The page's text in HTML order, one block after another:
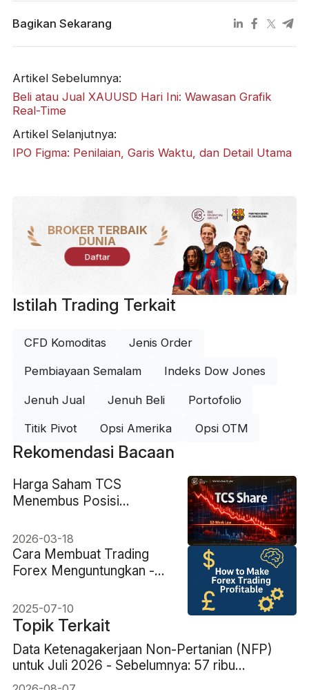
Bagikan Sekarang
Artikel Sebelumnya:
Beli atau Jual XAUUSD Hari Ini: Wawasan Grafik
Real-Time
Artikel Selanjutnya:
IPO Figma: Penilaian, Garis Waktu, dan Detail Utama
BROKER TERBAIK
DUNIA
Daftar
Istilah Trading Terkait
CFD Komoditas Jenis Order
Pembiayaan Semalam Indeks Dow Jones
Jenuh Jual Jenuh Beli Portofolio
Titik Pivot Opsi Amerika Opsi OTM
Rekomendasi Bacaan
Harga Saham TCS
Menembus Posisi
Faktor Pendorong dan
Level Kunci
2026-03-18
Cara Membuat Trading
Forex Menguntungkan -
2025-07-10
Topik Terkait
Data Ketenagakerjaan Non-Pertanian (NFP)
untuk Juli 2026 - Sebelumnya: 57 ribu
Perkiraan: 83 ribu